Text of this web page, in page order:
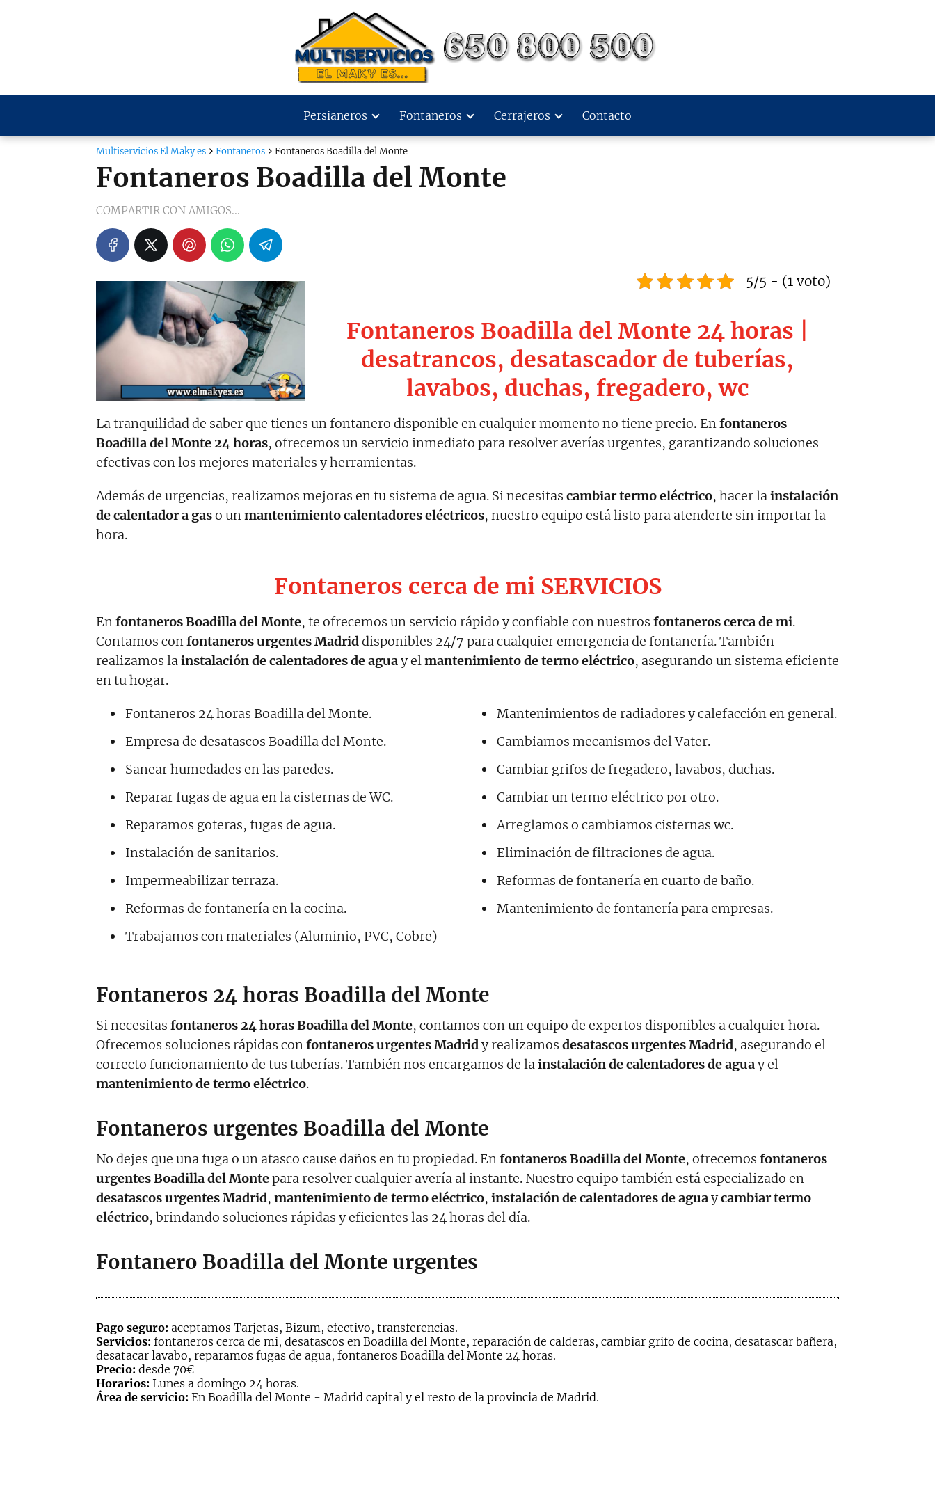
Persianeros Fontaneros Cerrajeros Contacto
Multiservicios El Maky es Fontaneros Fontaneros Boadilla del Monte
Fontaneros Boadilla del Monte
COMPARTIR CON AMIGOS...
5/5 - (1 voto)
Fontaneros Boadilla del Monte 24 horas |
desatrancos, desatascador de tuberías,
lavabos, duchas, fregadero, wc
La tranquilidad de saber que tienes un fontanero disponible en cualquier momento no tiene precio. Enfontaneros
Boadilla del Monte 24 horas, ofrecemos un servicio inmediato para resolver averías urgentes, garantizando soluciones
efectivas con los mejores materiales y herramientas.
Además de urgencias, realizamos mejoras en tu sistema de agua. Si necesitas cambiar termo eléctrico, hacer lainstalación
de calentador a gaso unmantenimiento calentadores eléctricos, nuestro equipo está listo para atenderte sin importar la
hora.
Fontaneros cerca de mi SERVICIOS
Enfontaneros Boadilla del Monte, te ofrecemos un servicio rápido y confiable con nuestros fontaneros cerca de mi.
Contamos confontaneros urgentes Madriddisponibles 24/7 para cualquier emergencia de fontanería. También
realizamos lainstalación de calentadores de aguay elmantenimiento de termo eléctrico, asegurando un sistema eficiente
en tu hogar.
Fontaneros 24 horas Boadilla del Monte.
Empresa de desatascos Boadilla del Monte.
Sanear humedades en las paredes.
Reparar fugas de agua en la cisternas de WC.
Reparamos goteras, fugas de agua.
Instalación de sanitarios.
Impermeabilizar terraza.
Reformas de fontanería en la cocina.
Trabajamos con materiales (Aluminio, PVC, Cobre)
Mantenimientos de radiadores y calefacción en general.
Cambiamos mecanismos del Vater.
Cambiar grifos de fregadero, lavabos, duchas.
Cambiar un termo eléctrico por otro.
Arreglamos o cambiamos cisternas wc.
Eliminación de filtraciones de agua.
Reformas de fontanería en cuarto de baño.
Mantenimiento de fontanería para empresas.
Fontaneros 24 horas Boadilla del Monte
Si necesitas fontaneros 24 horas Boadilla del Monte, contamos con un equipo de expertos disponibles a cualquier hora.
Ofrecemos soluciones rápidas confontaneros urgentes Madridy realizamos desatascos urgentes Madrid, asegurando el
correcto funcionamiento de tus tuberías. También nos encargamos de lainstalación de calentadores de aguay el
mantenimiento de termo eléctrico.
Fontaneros urgentes Boadilla del Monte
No dejes que una fuga o un atasco cause daños en tu propiedad. Enfontaneros Boadilla del Monte, ofrecemos fontaneros
urgentes Boadilla del Montepara resolver cualquier avería al instante. Nuestro equipo también está especializado en
desatascos urgentes Madrid, mantenimiento de termo eléctrico, instalación de calentadores de aguaycambiar termo
eléctrico, brindando soluciones rápidas y eficientes las 24 horas del día.
Fontanero Boadilla del Monte urgentes
Pago seguro: aceptamos Tarjetas, Bizum, efectivo, transferencias.
Servicios: fontaneros cerca de mi, desatascos en Boadilla del Monte, reparación de calderas, cambiar grifo de cocina, desatascar bañera,
desatacar lavabo, reparamos fugas de agua, fontaneros Boadilla del Monte 24 horas.
Precio: desde 70€
Horarios: Lunes a domingo 24 horas.
Área de servicio: En Boadilla del Monte - Madrid capital y el resto de la provincia de Madrid.